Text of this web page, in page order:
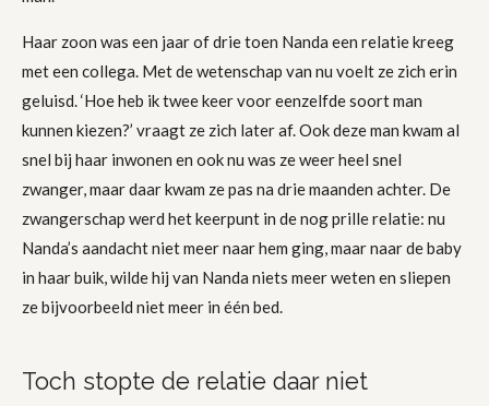
Haar zoon was een jaar of drie toen Nanda een relatie kreeg
met een collega. Met de wetenschap van nu voelt ze zich erin
geluisd. ‘Hoe heb ik twee keer voor eenzelfde soort man
kunnen kiezen?’ vraagt ze zich later af. Ook deze man kwam al
snel bij haar inwonen en ook nu was ze weer heel snel
zwanger, maar daar kwam ze pas na drie maanden achter. De
zwangerschap werd het keerpunt in de nog prille relatie: nu
Nanda’s aandacht niet meer naar hem ging, maar naar de baby
in haar buik, wilde hij van Nanda niets meer weten en sliepen
ze bijvoorbeeld niet meer in één bed.
Toch stopte de relatie daar niet